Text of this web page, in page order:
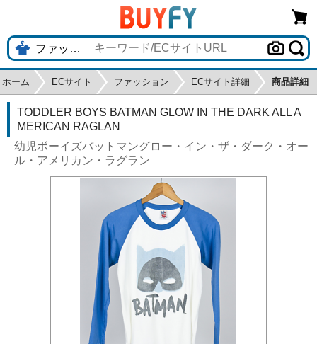
ホーム ECサイト ファッション ECサイト詳細 商品詳細
TODDLER BOYS BATMAN GLOW IN THE DARK ALL A
MERICAN RAGLAN
幼児ボーイズバットマングロー・イン・ザ・ダーク・オー
ル・アメリカン・ラグラン